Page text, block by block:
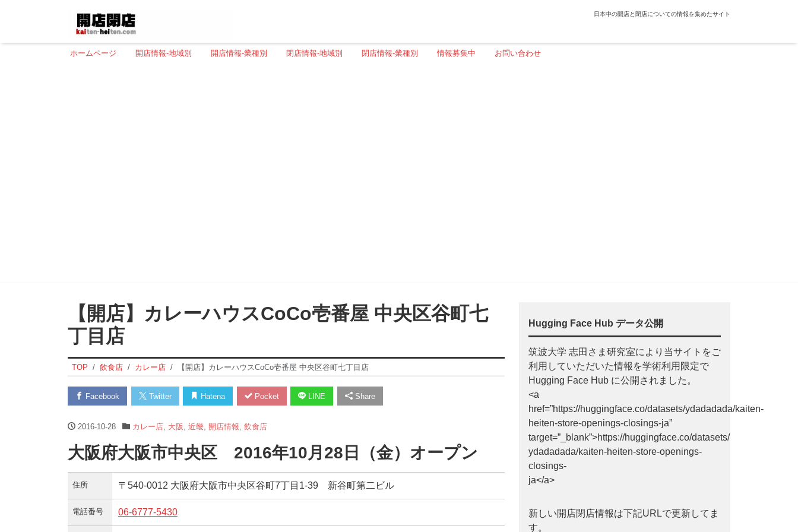
日本中の開店と閉店についての情報を集めたサイト
ホームページ 開店情報-地域別 開店情報-業種別 閉店情報-地域別 閉店情報-業種別 情報募集中 お問い合わせ
【開店】カレーハウスCoCo壱番屋 中央区谷町七
丁目店
TOP 飲食店 カレー店 【開店】カレーハウスCoCo壱番屋 中央区谷町七丁目店
Facebook Twitter Hatena Pocket LINE Share
2016-10-28 カレー店, 大阪 近畿, 開店情報 飲食店
大阪府大阪市中央区 2016年10月28日（金）オープン
住所 〒540-0012 大阪府大阪市中央区谷町7丁目1-39 新谷町第二ビル
電話番号 06-6777-5430
Hugging Face Hub データ公開
筑波大学 志田さま研究室により当サイトをご
利用していただいた情報を学術利用限定で
Hugging Face Hub に公開されました。
<a
href=”https://huggingface.co/datasets/ydadadada/kaiten-
heiten-store-openings-closings-ja”
target=”_blank”>https://huggingface.co/datasets/
ydadadada/kaiten-heiten-store-openings-
closings-
ja</a>
新しい開店閉店情報は下記URLで更新してま
す。